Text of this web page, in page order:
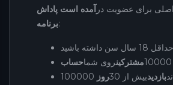
برای عضویت در آمده است پاداش
برنامه:
حداقل 18 سال سن داشته باشید
مشترکینروی شماحساب
بازدیدبیش از 30
روز